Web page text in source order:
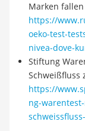
Marken
https://
oeko-test-
nivea-dove-
Stiftung
Schweißfluss
https://
ng-